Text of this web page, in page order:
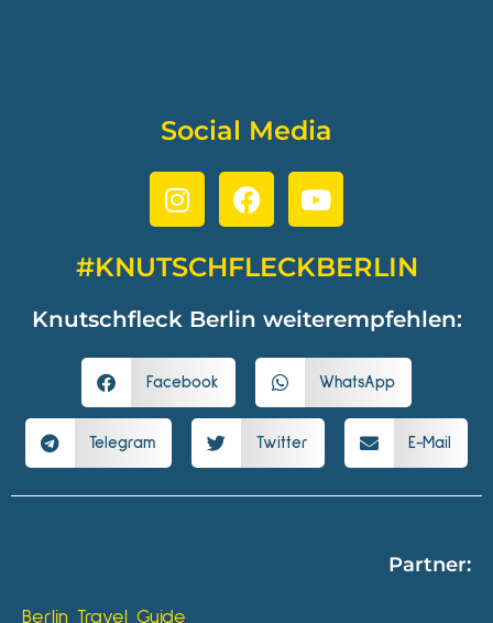
Social Media
#KNUTSCHFLECKBERLIN
Knutschfleck Berlin weiterempfehlen:
Facebook WhatsApp
Telegram Twitter E-Mail
Partner:
Berlin Travel Guide